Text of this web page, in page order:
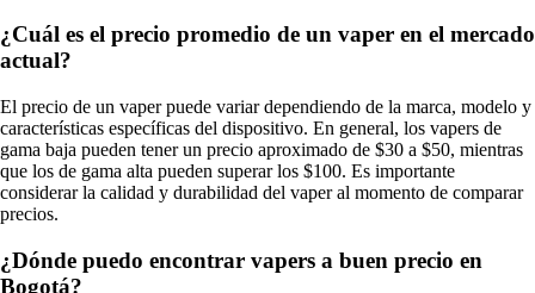
¿Cuál es el precio promedio de un vaper en el mercado
actual?
El precio de un vaper puede variar dependiendo de la marca, modelo y
características específicas del dispositivo. En general, los vapers de
gama baja pueden tener un precio aproximado de $30 a $50, mientras
que los de gama alta pueden superar los $100. Es importante
considerar la calidad y durabilidad del vaper al momento de comparar
precios.
¿Dónde puedo encontrar vapers a buen precio en
Bogotá?